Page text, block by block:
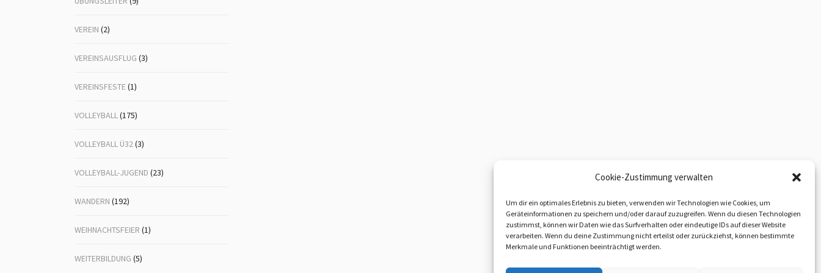
Cookie-Zustimmung verwalten
Um dir ein optimales Erlebnis zu bieten, verwenden wir Technologien wie Cookies, um
Geräteinformationen zu speichern und/oder darauf zuzugreifen. Wenn du diesen Technologien
zustimmst, können wir Daten wie das Surfverhalten oder eindeutige IDs auf dieser Website
verarbeiten. Wenn du deine Zustimmung nicht erteilst oder zurückziehst, können bestimmte
Merkmale und Funktionen beeinträchtigt werden.
VEREIN (2)
VEREINSAUSFLUG (3)
VEREINSFESTE(1)
VOLLEYBALL(175)
VOLLEYBALL Ü32(3)
VOLLEYBALL-JUGEND (23)
WANDERN (192)
WEIHNACHTSFEIER (1)
WEITERBILDUNG (5)